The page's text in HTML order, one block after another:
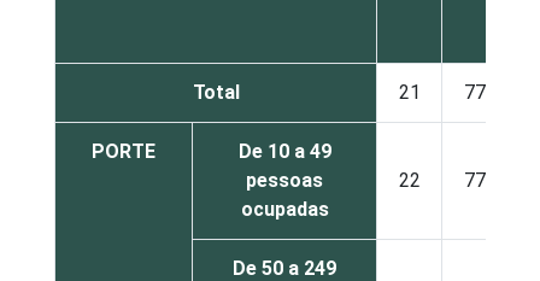
Total 21 77
PORTE
De 10 a 49
pessoas
ocupadas
22 77
De 50 a 249